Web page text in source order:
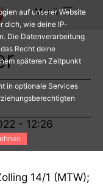
Menü
- 12:26
14/1 (MTW);
auf unserer Website
dich, wie deine IP-
Die Datenverarbeitung
Recht deine
späteren Zeitpunkt
in optionale Services